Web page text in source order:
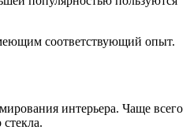
соответствующий опыт.
интерьера. Чаще всего